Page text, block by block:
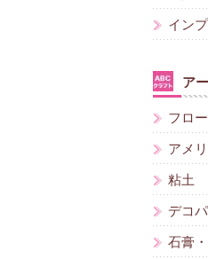
イン
ア
フロ
アメ
粘土
デコ
石膏